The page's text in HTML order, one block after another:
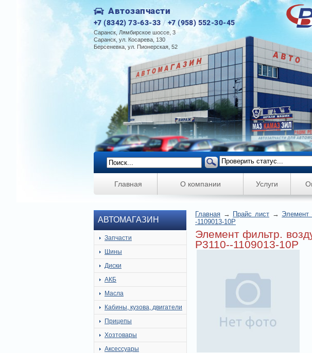
Автозапчасти
+7 (8342) 73-63-33 /+7 (958) 552-30-45
Саранск, Лямбирское шоссе, 3
Саранск, ул. Косарева, 130
Берсеневка, ул. Пионерская, 52
Главная О компании Услуги
АВТОМАГАЗИН
Запчасти
Шины
Диски
АКБ
Масла
Кабины, кузова, двигатели
Прицепы
Хозтовары
Аксессуары
Главная → Прайс лист→ Элемент
-1109013-10Р
Элемент фильтр.
Р3110--1109013-10Р